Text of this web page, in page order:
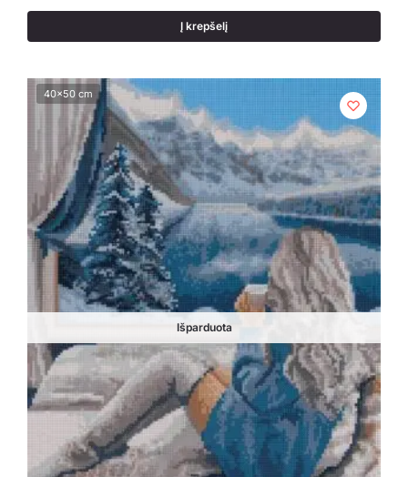
Į krepšelį
40x50 cm
Išparduota